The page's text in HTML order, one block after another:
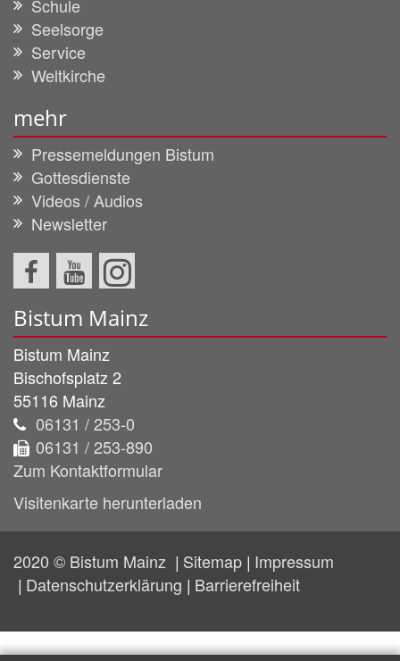
Schule
Seelsorge
Service
Weltkirche
mehr
Pressemeldungen Bistum
Gottesdienste
Videos / Audios
Newsletter
Bistum Mainz
Bistum Mainz
Bischofsplatz 2
55116 Mainz
06131 / 253-0
06131 / 253-890
Zum Kontaktformular
Visitenkarte herunterladen
2020 © Bistum Mainz Sitemap Impressum
Datenschutzerklärung
Barrierefreiheit